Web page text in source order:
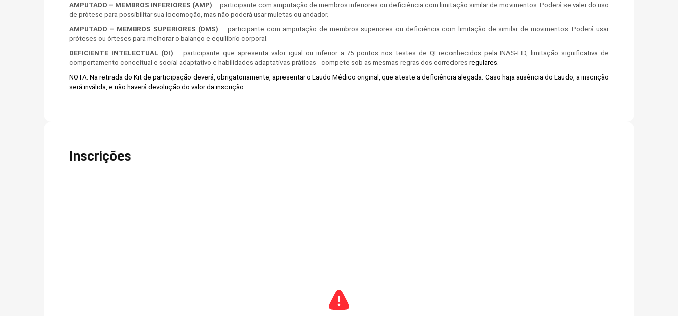
AMPUTADO – MEMBROS INFERIORES (AMP) – participante com amputação de membros inferiores ou deficiência com limitação similar de movimentos. Poderá se valer do uso
de prótese para possibilitar sua locomoção, mas não poderá usar muletas ou andador.
AMPUTADO – MEMBROS SUPERIORES (DMS) – participante com amputação de membros superiores ou deficiência com limitação de similar de movimentos. Poderá usar
próteses ou órteses para melhorar o balanço e equilíbrio corporal.
DEFICIENTE INTELECTUAL (DI) – participante que apresenta valor igual ou inferior a 75 pontos nos testes de QI reconhecidos pela INAS-FID, limitação significativa de
comportamento conceitual e social adaptativo e habilidades adaptativas práticas - compete sob as mesmas regras dos corredores regulares.
NOTA: Na retirada do Kit de participação deverá, obrigatoriamente, apresentar o Laudo Médico original, que ateste a deficiência alegada. Caso haja ausência do Laudo, a inscrição
será inválida, e não haverá devolução do valor da inscrição.
Inscrições